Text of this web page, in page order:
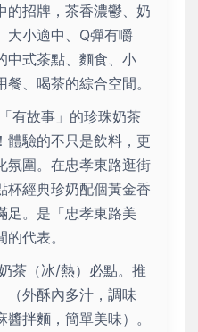
的招牌，茶香濃鬱、奶
大小適中、Q彈有嚼
中式茶點、麵食、小
、喝茶的綜合空間。
有故事」的珍珠奶茶
體驗的不只是飲料，更
氛圍。在忠孝東路逛街
杯經典珍奶配個黃金香
足。是「忠孝東路美
代表。
茶（冰/熱）必點。推
（外酥內多汁，調味
拌麵，簡單美味）。